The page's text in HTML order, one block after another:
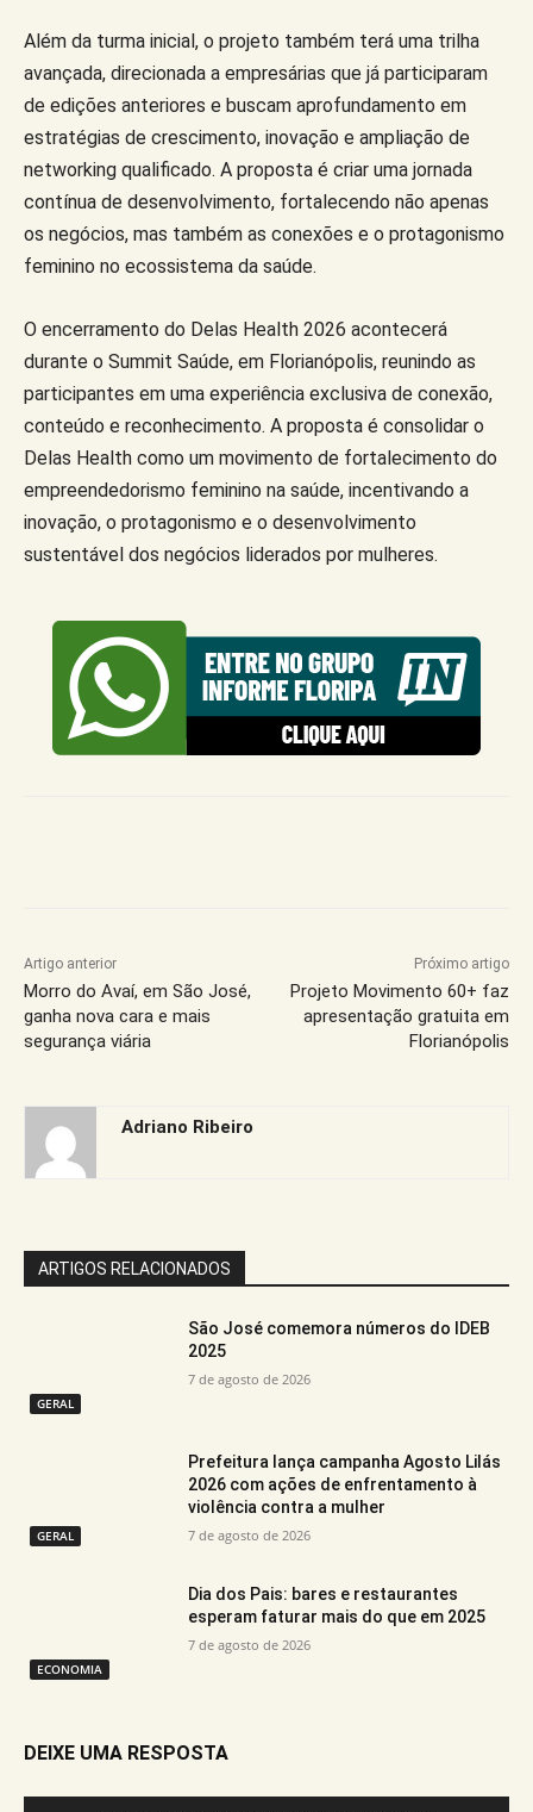
Além da turma inicial, o projeto também terá uma trilha
avançada, direcionada a empresárias que já participaram
de edições anteriores e buscam aprofundamento em
estratégias de crescimento, inovação e ampliação de
networking qualificado. A proposta é criar uma jornada
contínua de desenvolvimento, fortalecendo não apenas
os negócios, mas também as conexões e o protagonismo
feminino no ecossistema da saúde.
O encerramento do Delas Health 2026 acontecerá
durante o Summit Saúde, em Florianópolis, reunindo as
participantes em uma experiência exclusiva de conexão,
conteúdo e reconhecimento. A proposta é consolidar o
Delas Health como um movimento de fortalecimento do
empreendedorismo feminino na saúde, incentivando a
inovação, o protagonismo e o desenvolvimento
sustentável dos negócios liderados por mulheres.
Artigo anterior
Morro do Avaí, em São José,
ganha nova cara e mais
segurança viária
Próximo artigo
Projeto Movimento 60+ faz
apresentação gratuita em
Florianópolis
Adriano Ribeiro
ARTIGOS RELACIONADOS
GERAL
São José comemora números do IDEB
2025
7 de agosto de 2026
GERAL
Prefeitura lança campanha Agosto Lilás
2026 com ações de enfrentamento à
violência contra a mulher
7 de agosto de 2026
ECONOMIA
Dia dos Pais: bares e restaurantes
esperam faturar mais do que em 2025
7 de agosto de 2026
DEIXE UMA RESPOSTA